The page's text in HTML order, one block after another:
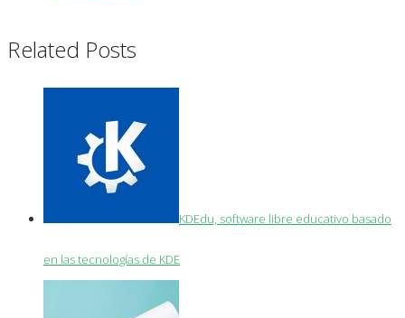
Related Posts
KDEdu, software libre educativo basado
en las tecnologías de KDE